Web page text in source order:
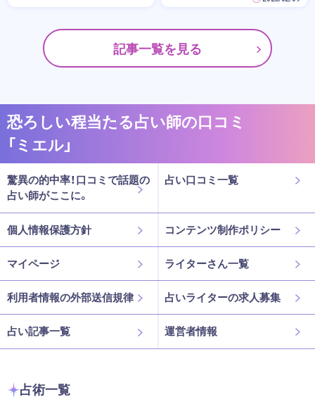
記事一覧を見る
恐ろしい程当たる占い師の口コミ
「ミエル」
驚異の的中率！口コミで話題の
占い師がここに。
占い口コミ一覧
個人情報保護方針 コンテンツ制作ポリシー
マイページ ライターさん一覧
利用者情報の外部送信規律 占いライターの求人募集
占い記事一覧 運営者情報
占術一覧